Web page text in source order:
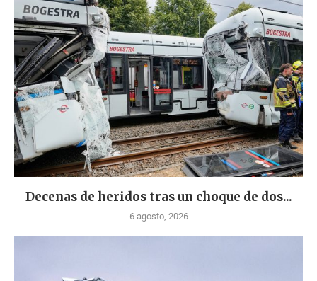
Decenas de heridos tras un choque de dos...
6 agosto, 2026